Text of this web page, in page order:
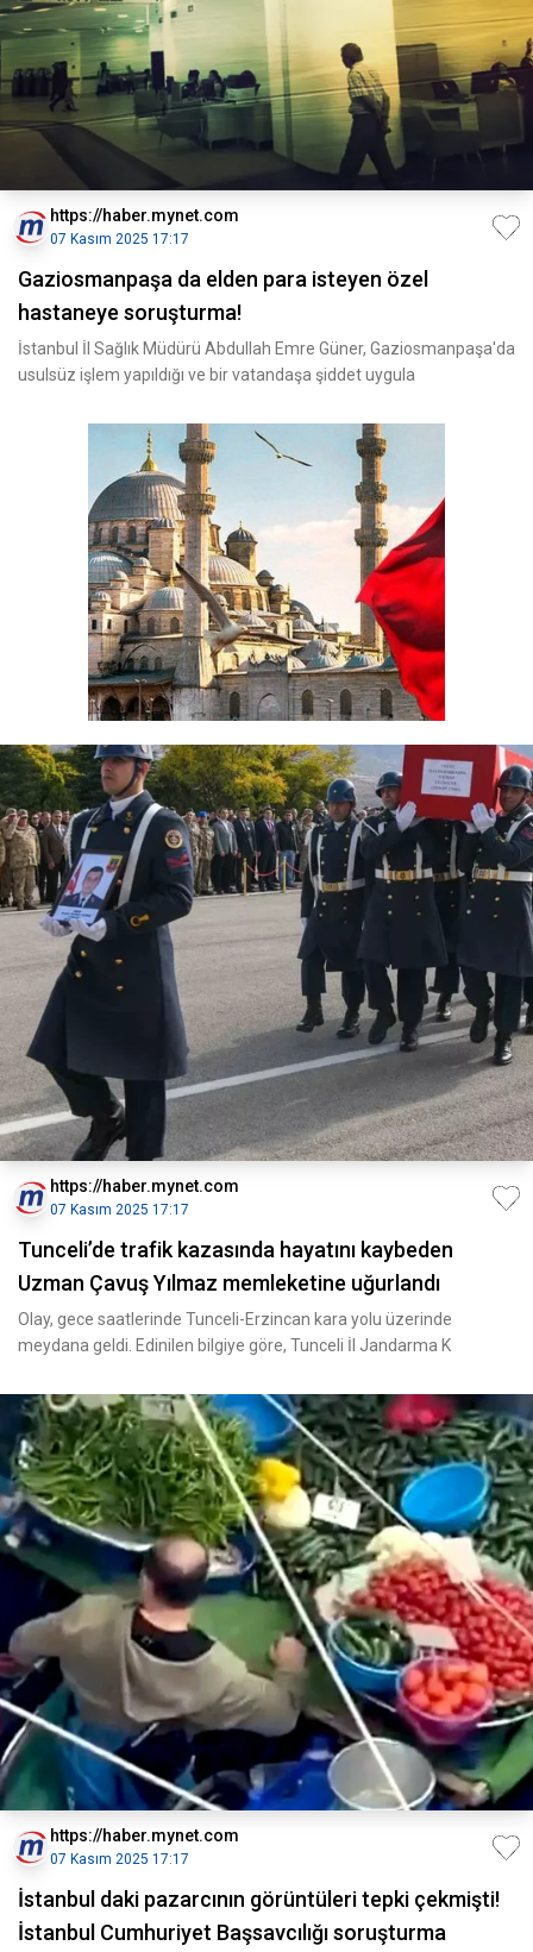
https://haber.mynet.com
07 Kasım 2025 17:17
Gaziosmanpaşa da elden para isteyen özel
hastaneye soruşturma!
İstanbul İl Sağlık Müdürü Abdullah Emre Güner, Gaziosmanpaşa'da
usulsüz işlem yapıldığı ve bir vatandaşa şiddet uygula
https://haber.mynet.com
07 Kasım 2025 17:17
Tunceli’de trafik kazasında hayatını kaybeden
Uzman Çavuş Yılmaz memleketine uğurlandı
Olay, gece saatlerinde Tunceli-Erzincan kara yolu üzerinde
meydana geldi. Edinilen bilgiye göre, Tunceli İl Jandarma K
https://haber.mynet.com
07 Kasım 2025 17:17
İstanbul daki pazarcının görüntüleri tepki çekmişti!
İstanbul Cumhuriyet Başsavcılığı soruşturma